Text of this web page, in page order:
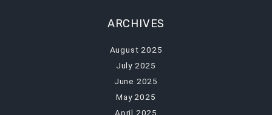
ARCHIVES
August 2025
July 2025
June 2025
May 2025
April 2025